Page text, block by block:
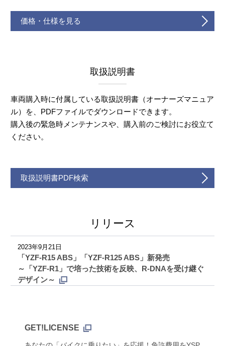
価格・仕様を見る
取扱説明書
車両購入時に付属している取扱説明書（オーナーズマニュア
ル）を、PDFファイルでダウンロードできます。
購入後の緊急時メンテナンスや、購入前のご検討にお役立て
ください。
取扱説明書PDF検索
リリース
2023年9月21日
「YZF-R15 ABS」「YZF-R125 ABS」新発売
～「YZF-R1」で培った技術を反映、R-DNAを受け継ぐ
デザイン～
GET!LICENSE